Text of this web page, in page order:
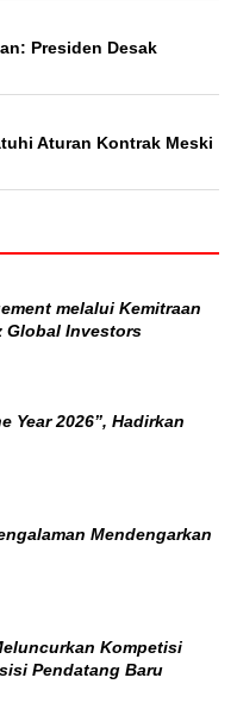
Presiden Desak
Aturan Kontrak Meski
melalui Kemitraan
Global Investors
Year 2026”, Hadirkan
Mendengarkan
Kompetisi
Pendatang Baru